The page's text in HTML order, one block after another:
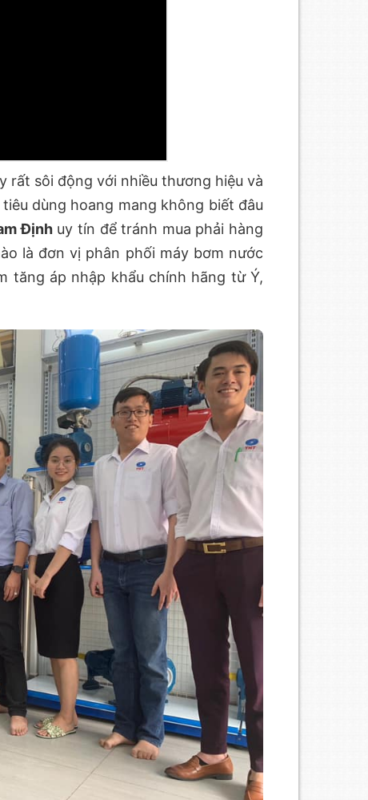
rất sôi động với nhiều thương hiệu và
dùng hoang mang không biết đâu
Địnhuy tín để tránh mua phải hàng
là đơn vị phân phối máy bơm nước
tăng áp nhập khẩu chính hãng từ Ý,